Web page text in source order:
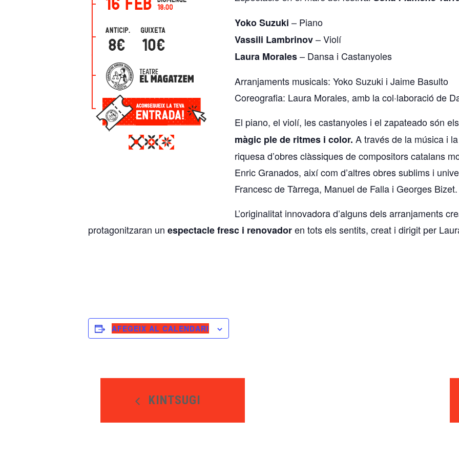
Yoko Suzuki – Piano
Vassili Lambrinov– Violí
Laura Morales– Dansa i Castanyoles
Arranjaments musicals: Yoko Suzuki i Jaime Basulto
Coreografia: Laura Morales, amb la col·laboració de
El piano, el violí, les castanyoles i el zapateado són
màgic ple de ritmes i color.A través de la música i
riquesa d’obres clàssiques de compositors catalans
Enric Granados, així com d’altres obres sublims i
Francesc de Tàrrega, Manuel de Falla i Georges Bizet.
L’originalitat innovadora d’alguns dels arranjaments
protagonitzaran un espectacle fresc i renovadoren tots els sentits, creat i dirigit per
AFEGEIX AL CALENDARI
KINTSUGI